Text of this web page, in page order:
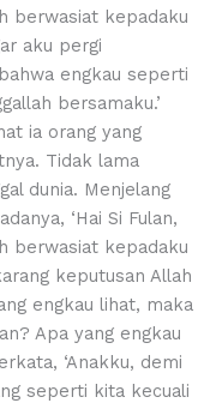
berwasiat kepadaku
aku pergi
engkau seperti
bersamaku.’
ia orang yang
Tidak lama
dunia. Menjelang
‘Hai Si Fulan,
berwasiat kepadaku
keputusan Allah
engkau lihat, maka
Apa yang engkau
‘Anakku, demi
seperti kita kecuali